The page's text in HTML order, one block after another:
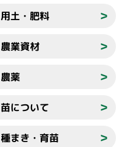
用土・肥料 ＞
農業資材 ＞
農薬 ＞
苗について ＞
種まき・育苗 ＞